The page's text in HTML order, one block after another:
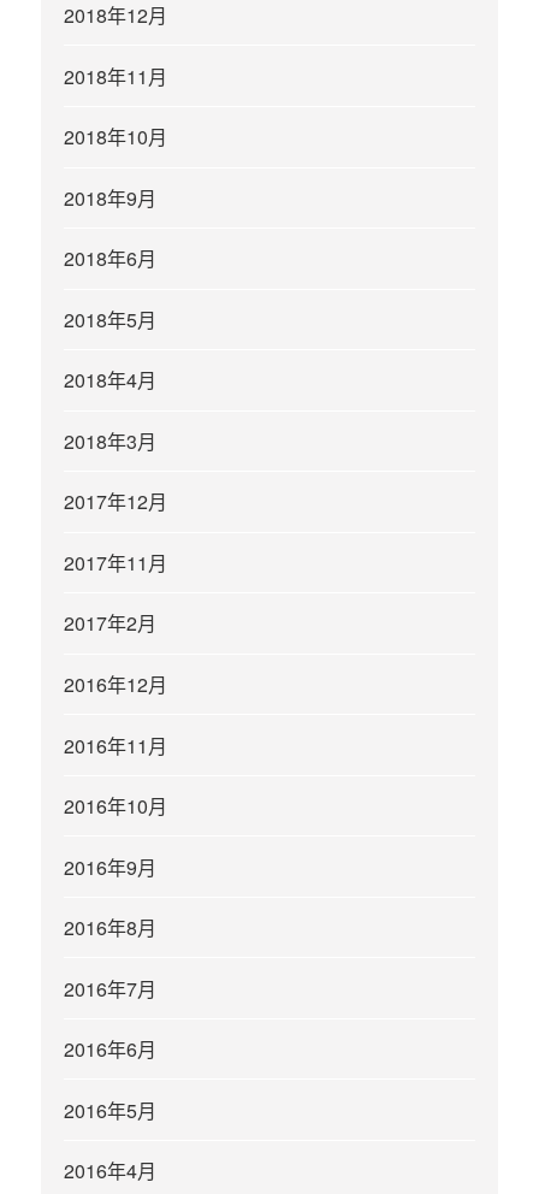
2018年12月
2018年11月
2018年10月
2018年9月
2018年6月
2018年5月
2018年4月
2018年3月
2017年12月
2017年11月
2017年2月
2016年12月
2016年11月
2016年10月
2016年9月
2016年8月
2016年7月
2016年6月
2016年5月
2016年4月